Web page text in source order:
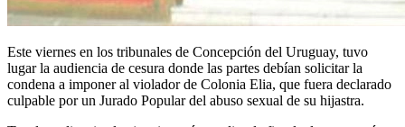
Este viernes en los tribunales de Concepción del Uruguay, tuvo
lugar la audiencia de cesura donde las partes debían solicitar la
condena a imponer al violador de Colonia Elia, que fuera declarado
culpable por un Jurado Popular del abuso sexual de su hijastra.